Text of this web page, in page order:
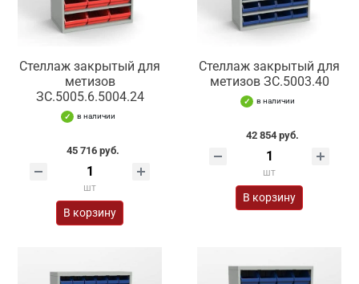
Стеллаж закрытый для
метизов
ЗС.5005.6.5004.24
в наличии
45 716 руб.
шт
В корзину
Стеллаж закрытый для
метизов ЗС.5003.40
в наличии
42 854 руб.
шт
В корзину